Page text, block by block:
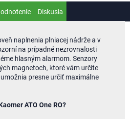
Diskusia
naplnenia plniacej nádrže a v
na prípadné nezrovnalosti
hlasným alarmom. Senzory
magnetoch, ktoré vám určite
presne určiť maximálne
ATO One RO?